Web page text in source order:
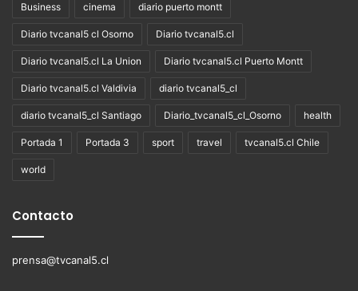
Business cinema diario puerto montt
Diario tvcanal5 cl Osorno Diario tvcanal5.cl
Diario tvcanal5.cl La Union Diario tvcanal5.cl Puerto Montt
Diario tvcanal5.cl Valdivia diario tvcanal5_cl
diario tvcanal5_cl Santiago Diario_tvcanal5_cl_Osorno health
Portada 1 Portada 3 sport travel tvcanal5.cl Chile
world
Contacto
prensa@tvcanal5.cl